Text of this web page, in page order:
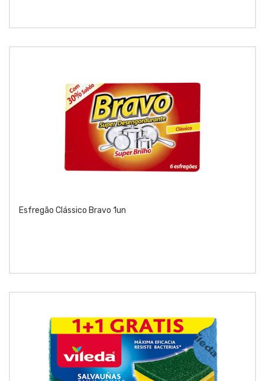
Esfregão Clássico Bravo 1un